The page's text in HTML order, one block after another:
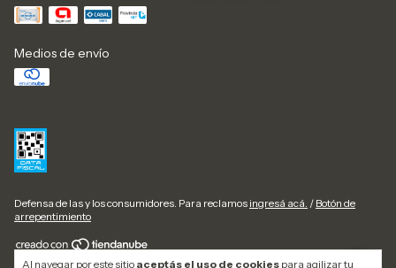
Al navegar por este sitio aceptás el uso de cookies para agilizar tu
Medios de envío
Defensa de las y los consumidores. Para reclamos ingresá acá. / Botón de
arrepentimiento